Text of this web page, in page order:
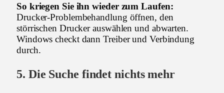
So kriegen Sie ihn wieder zum Laufen:
Drucker-Problembehandlung öffnen, den
störrischen Drucker auswählen und abwarten.
Windows checkt dann Treiber und Verbindung
durch.
5. Die Suche findet nichts mehr